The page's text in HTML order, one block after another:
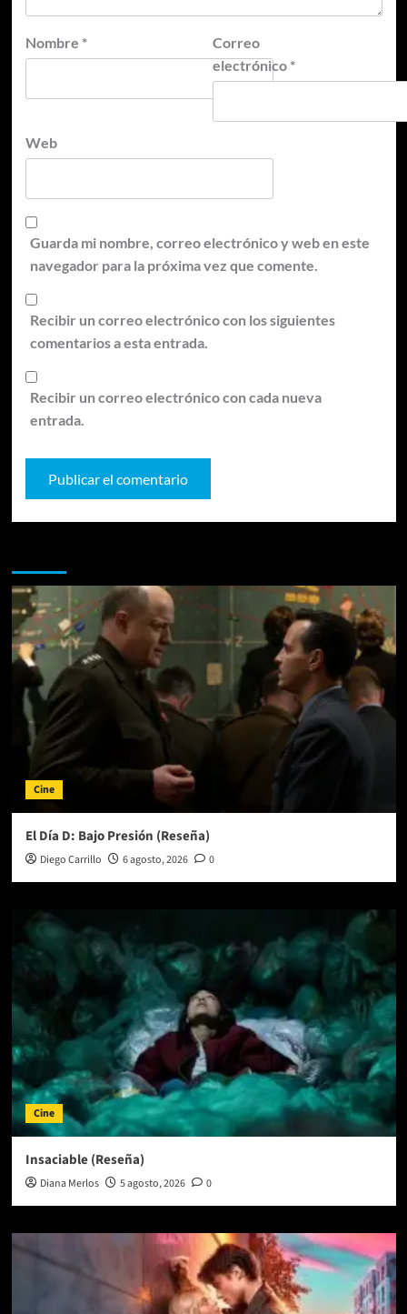
Nombre *
Correo
electrónico *
Web
Guarda mi nombre, correo electrónico y web en este
navegador para la próxima vez que comente.
Recibir un correo electrónico con los siguientes
comentarios a esta entrada.
Recibir un correo electrónico con cada nueva
entrada.
Cine
El Día D: Bajo Presión (Reseña)
Diego Carrillo 6 agosto, 2026 0
Cine
Insaciable (Reseña)
Diana Merlos 5 agosto, 2026 0